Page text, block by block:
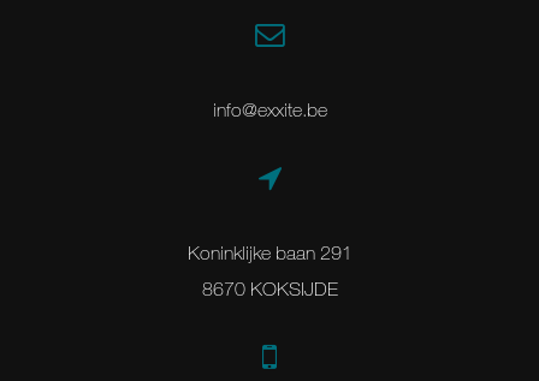
info@exxite.be
Koninklijke baan 291
8670 KOKSIJDE